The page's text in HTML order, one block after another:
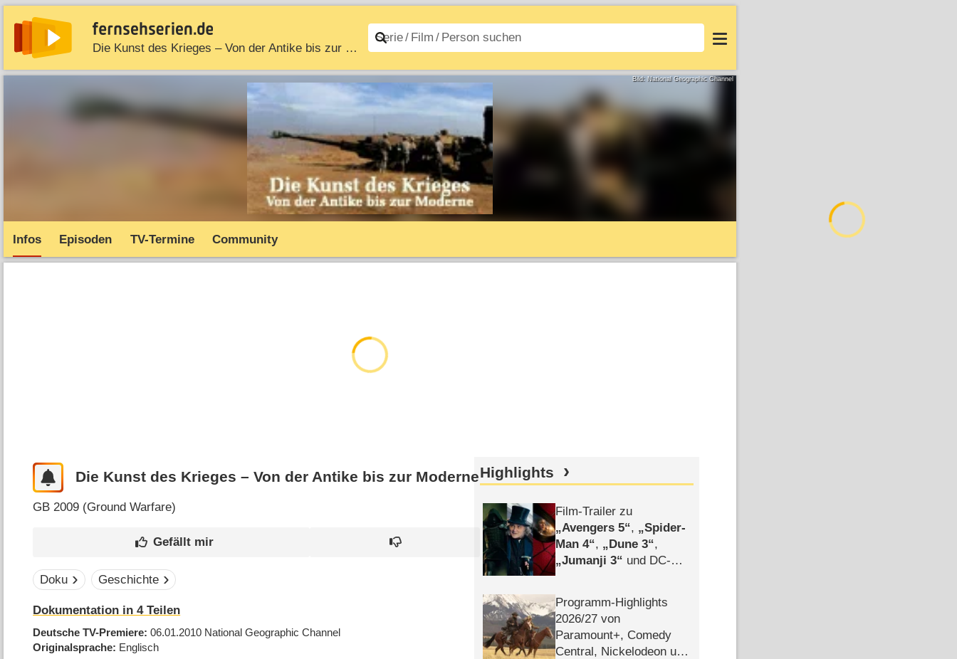
Die Kunst des Krieges – Von der Antike bis zur Moderne
News Entdecken Streaming TV-Starts Serien A–Z Filme A–Z Login
Bild: National Geographic Channel
Infos Episoden TV-Termine Community
Die Kunst des Krieges – Von der Antike bis zur Moderne
GB 2009 (Ground Warfare)
Doku Geschichte
Dokumentation in 4 Teilen
Deutsche TV-Premiere 06.01.2010 National Geographic Channel
Originalsprache Englisch
Highlights
Film-Trailer zu
Avengers 5 ,
Spider-
Man 4 , Dune 3 ,
Jumanji 3
und DC-
Programm-Highlights
2026/​27 von
Paramount+, Comedy
Central, Nickelodeon und